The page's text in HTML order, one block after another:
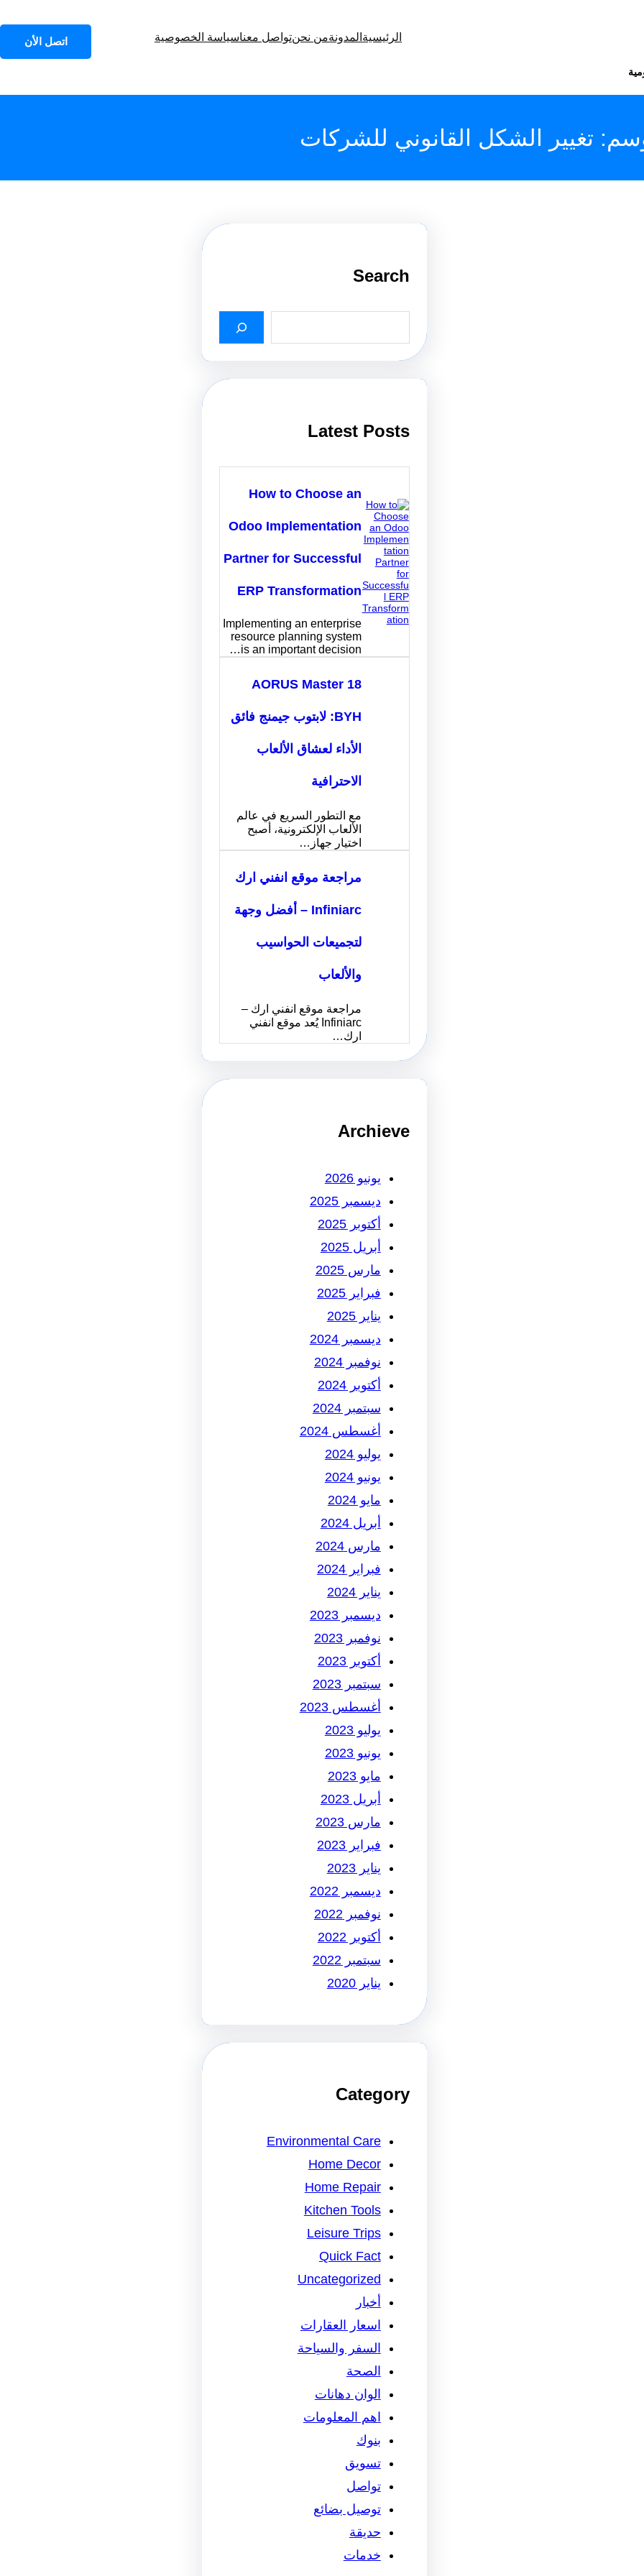
الرئيسية المدونةمن نحنتواصل معناسياسة الخصوصية اتصل الأن
تغيير الشكل القانوني للشركات
Search
c
Latest Posts
How to Choose an
Odoo Implementation
Partner for Successful
ERP Transformation
Implementing an enterprise
resource planning system
is an important decision…
AORUS Master 18
BYH: لابتوب جيمنج فائق
الأداء لعشاق الألعاب
الاحترافية
مع التطور السريع في عالم
الألعاب الإلكترونية، أصبح
اختيار جهاز…
مراجعة موقع انفني ارك
Infiniarc – أفضل وجهة
لتجميعات الحواسيب
والألعاب
مراجعة موقع انفني ارك –
Infiniarc يُعد موقع انفني
ارك…
Archieve
يونيو 2026
ديسمبر 2025
أكتوبر 2025
أبريل 2025
مارس 2025
فبراير 2025
يناير 2025
ديسمبر 2024
نوفمبر 2024
أكتوبر 2024
سبتمبر 2024
أغسطس 2024
يوليو 2024
يونيو 2024
مايو 2024
أبريل 2024
مارس 2024
فبراير 2024
يناير 2024
ديسمبر 2023
نوفمبر 2023
أكتوبر 2023
سبتمبر 2023
أغسطس 2023
يوليو 2023
يونيو 2023
مايو 2023
أبريل 2023
مارس 2023
فبراير 2023
يناير 2023
ديسمبر 2022
نوفمبر 2022
أكتوبر 2022
سبتمبر 2022
يناير 2020
Category
Environmental Care
Home Decor
Home Repair
Kitchen Tools
Leisure Trips
Quick Fact
Uncategorized
أخبار
اسعار العقارات
السفر والسياحة
الصحة
الوان دهانات
اهم المعلومات
بنوك
تسويق
تواصل
توصيل بضائع
حديقة
خدمات